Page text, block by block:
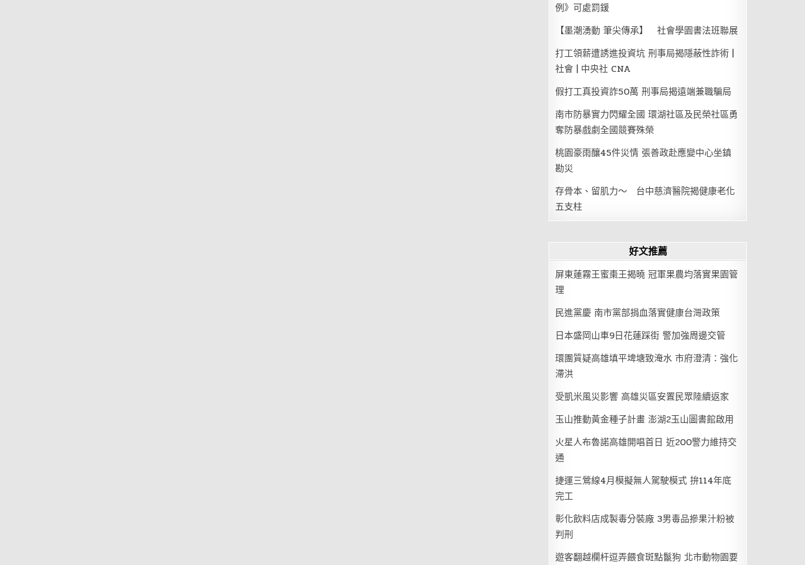
例》可處罰鍰
【墨潮湧動 筆尖傳承】 社會學園書法班聯展
打工領薪遭誘進投資坑 刑事局揭隱蔽性詐術 |
社會 | 中央社 CNA
假打工真投資詐50萬 刑事局揭遠端兼職騙局
南市防暴實力閃耀全國 環湖社區及民榮社區勇
奪防暴戲劇全國競賽殊榮
桃園豪雨釀45件災情 張善政赴應變中心坐鎮
勘災
存骨本、留肌力～ 台中慈濟醫院揭健康老化
五支柱
好文推薦
屏東蓮霧王蜜棗王揭曉 冠軍果農均落實果園管
理
民進黨慶 南市黨部捐血落實健康台灣政策
日本盛岡山車9日花蓮踩街 警加強周邊交管
環團質疑高雄填平埤塘致淹水 市府澄清：強化
滯洪
受凱米風災影響 高雄災區安置民眾陸續返家
玉山推動黃金種子計畫 澎湖2玉山圖書館啟用
火星人布魯諾高雄開唱首日 近200警力維持交
通
捷運三鶯線4月模擬無人駕駛模式 拚114年底
完工
彰化飲料店成製毒分裝廠 3男毒品摻果汁粉被
判刑
遊客翻越欄杆逗弄餵食斑點鬣狗 北市動物園要